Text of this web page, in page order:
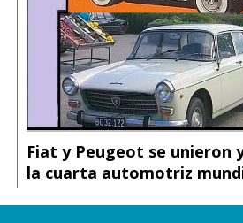
Fiat y Peugeot se unieron
la cuarta automotriz